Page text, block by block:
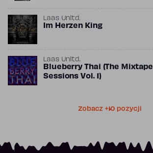
Laas Unltd.
Im Herzen King
Laas Unltd.
Blueberry Thai (The Mixtape
Sessions Vol. 1)
Zobacz +10 pozycji